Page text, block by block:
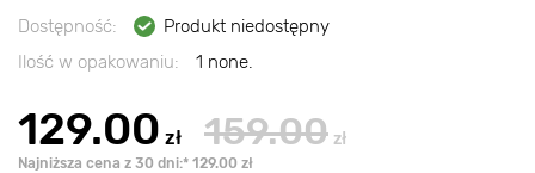
Dostępność:
Produkt niedostępny
Ilość w opakowaniu:
1 none.
129.00 zł 159.00 zł
Najniższa cena z 30 dni:* 129.00 zł